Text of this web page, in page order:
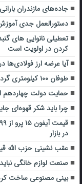
جاده‌های مازندران
دستورالعمل جدی
تعطیلی نانوایی های
کردن در اولویت است
آیا عرضه ارز فولادی‌ها
طوفان ۱۰۰ کیلومتری گرد و خاک سیستان را درنوردید
حمایت دولت چهاردهم از این افراد | ۵۰۰
چرا باید شکر قهوه‌ای
در بازار
عقب نشینی حزب الله
صنعت لوازم خانگی
بینی مصنوعی ساخت